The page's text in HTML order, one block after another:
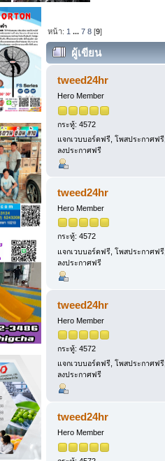
หน้า: 1 ...7 8 [9]
ผู้เขียน
ครั้ง)
tweed24hr
Hero Member
กระทู้: 4572
แจกเวบบอร์ดฟรี, โพสประกาศฟรี,
ลงประกาศฟรี
tweed24hr
Hero Member
กระทู้: 4572
แจกเวบบอร์ดฟรี, โพสประกาศฟรี,
ลงประกาศฟรี
tweed24hr
Hero Member
กระทู้: 4572
แจกเวบบอร์ดฟรี, โพสประกาศฟรี,
ลงประกาศฟรี
tweed24hr
Hero Member